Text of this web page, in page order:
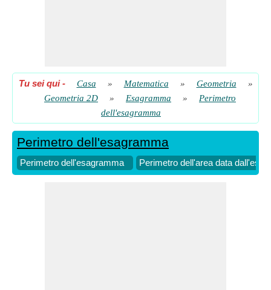
Tu sei qui- Casa » Matematica » Geometria
»
Geometria 2D
» Esagramma »
Perimetro
dell'esagramma
Perimetro dell'esagramma
Perimetro dell'esagramma Perimetro dell'area data